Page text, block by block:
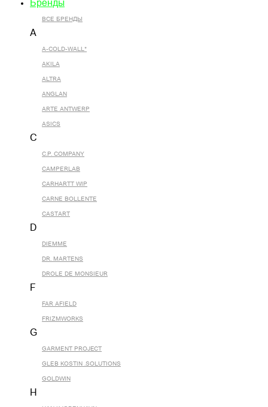
Бренды
ВСЕ БРЕНДЫ
A
A-COLD-WALL*
AKILA
ALTRA
ANGLAN
ARTE ANTWERP
ASICS
C
C.P. COMPANY
CAMPERLAB
CARHARTT WIP
CARNE BOLLENTE
CASTART
D
DIEMME
DR. MARTENS
DROLE DE MONSIEUR
F
FAR AFIELD
FRIZMWORKS
G
GARMENT PROJECT
GLEB KOSTIN .SOLUTIONS
GOLDWIN
H